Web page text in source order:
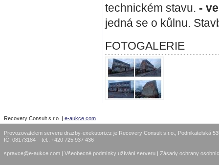
technickém stavu. -
jedná se o kůlnu.
FOTOGALERIE
Recovery Consult s.r.o. | e-aukce.com
Provozovatelem serveru drazby-exekutori.cz je Recovery Consult s.r.o., Podnikatelská
IČ: 08173184 tel.: +420 725 937 436
spravce@e-aukce.com Všeobecné podmínky užívání serveru Zásady ochrany